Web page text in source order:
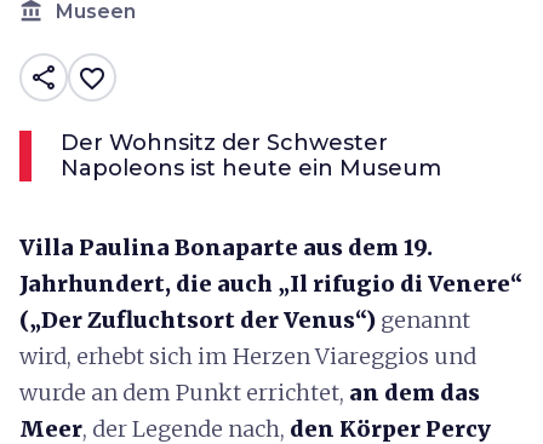
account_balance Museen
share favorite_border
Der Wohnsitz der Schwester
Napoleons ist heute ein Museum
Villa Paulina Bonaparte aus dem 19.
Jahrhundert, die auch „Il rifugio di Venere“
(„Der Zufluchtsort der Venus“) genannt
wird, erhebt sich im Herzen Viareggios und
wurde an dem Punkt errichtet, an dem das
Meer, der Legende nach, den Körper Percy